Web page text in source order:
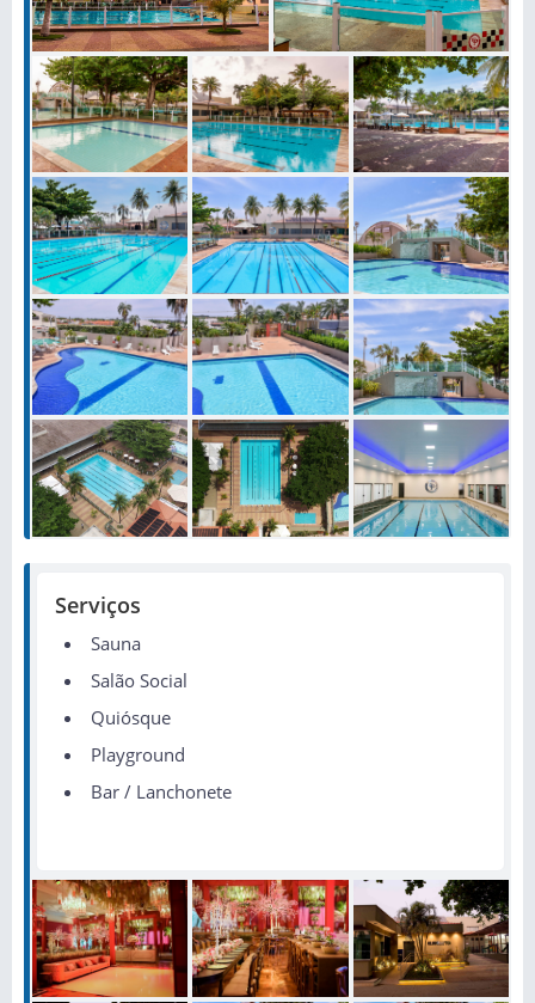
Serviços
Sauna
Salão Social
Quiósque
Playground
Bar / Lanchonete